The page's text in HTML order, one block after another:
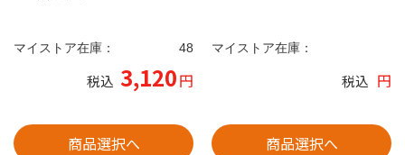
マイストア在庫： 48
税込 3,120円
商品選択へ
マイストア在庫：
税込 円
商品選択へ